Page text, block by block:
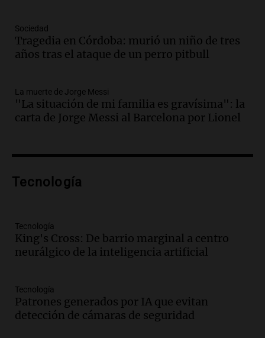
Audio.
argentino regresa al país tras conflicto
con Brasil
Audio.Bomberos asisten a senderista
con fractura de tobillo en refugio Doña
Rosa
Episodios
investigación internacional sobre asma
Episodios
Audio.Suspenden descuento en SUBE y
aumentan tarifas del SUBTE en Buenos
Episodios
Audio.Kicillof critica la desregulación
financiera y el aumento de la morosidad
Sociedad
Tragedia en Córdoba: murió un niño de tres
años tras el ataque de un perro pitbull
La muerte de Jorge Messi
"La situación de mi familia es gravísima": la
carta de Jorge Messi al Barcelona por Lionel
Tecnología
Tecnología
King's Cross: De barrio marginal a centro
neurálgico de la inteligencia artificial
Tecnología
Patrones generados por IA que evitan
detección de cámaras de seguridad